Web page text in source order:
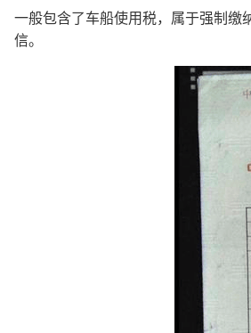
一般包含了车船使用税，属于强制缴
信。